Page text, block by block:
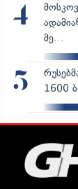
4
მე...
5
1600